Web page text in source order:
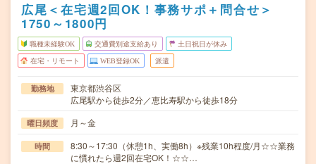
広尾＜在宅週2回OK！事務サポ＋問合せ＞
1750～1800円
職種未経験OK 交通費別途支給あり 土日祝日が休み
在宅・リモート WEB登録OK 派遣
勤務地
東京都渋谷区
広尾駅から徒歩2分／恵比寿駅から徒歩18分
曜日頻度 月～金
時間
8:30～17:30（休憩1h、実働8h）※残業10h程度/月☆☆業務
に慣れたら週2回在宅OK！☆☆…